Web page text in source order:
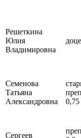
Решеткина
Юлия
Владимировна
Семенова
Татьяна
Александровна
0,75
Сергеев